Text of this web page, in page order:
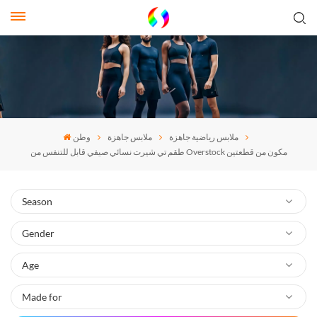
وطن ملابس جاهزة
ملابس رياضية جاهزة
طقم تي شيرت نسائي صيفي قابل للتنفس من Overstock مكون من قطعتين